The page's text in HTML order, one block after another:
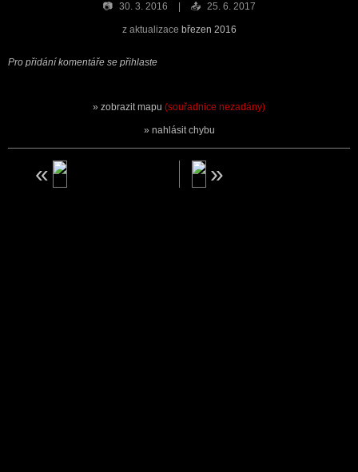
📷 30. 3. 2016 📤 25. 6. 2017
z aktualizace březen 2016
Pro přidání komentáře se přihlaste
zobrazit mapu (souřadnice nezadány)
nahlásit chybu